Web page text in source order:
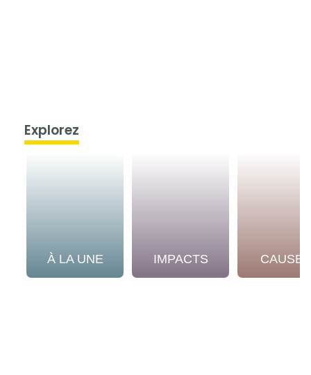
Explorez
À LA UNE IMPACTS CAUSES